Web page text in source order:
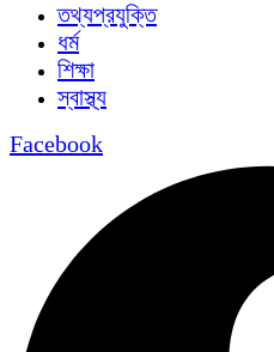
তথ্যপ্রযুক্তি
ধর্ম
শিক্ষা
স্বাস্থ্য
Facebook